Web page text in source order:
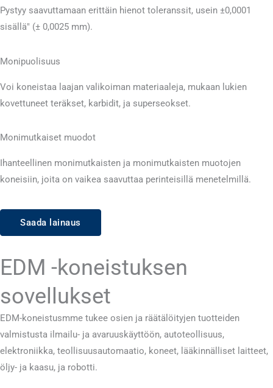
Pystyy saavuttamaan erittäin hienot toleranssit, usein ±0,0001
sisällä″ (± 0,0025 mm).
Monipuolisuus
Voi koneistaa laajan valikoiman materiaaleja, mukaan lukien
kovettuneet teräkset, karbidit, ja superseokset.
Monimutkaiset muodot
Ihanteellinen monimutkaisten ja monimutkaisten muotojen
koneisiin, joita on vaikea saavuttaa perinteisillä menetelmillä.
Saada lainaus
EDM -koneistuksen
sovellukset
EDM-koneistusmme tukee osien ja räätälöityjen tuotteiden
valmistusta ilmailu- ja avaruuskäyttöön, autoteollisuus,
elektroniikka, teollisuusautomaatio, koneet, lääkinnälliset laitteet,
öljy- ja kaasu, ja robotti.